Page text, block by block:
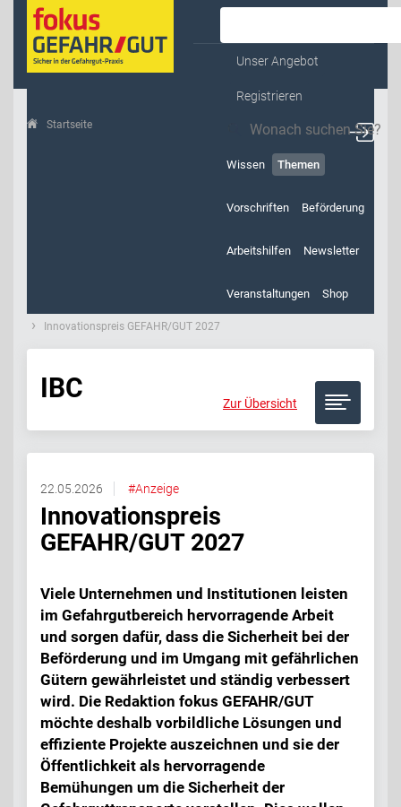
Unser Angebot
Registrieren
Wissen Themen
Vorschriften Beförderung
Arbeitshilfen Newsletter
Veranstaltungen Shop
Startseite
Innovationspreis GEFAHR/GUT 2027
Zur Übersicht
IBC
22.05.2026 #Anzeige
Innovationspreis
GEFAHR/GUT 2027
Viele Unternehmen und Institutionen leisten
im Gefahrgutbereich hervorragende Arbeit
und sorgen dafür, dass die Sicherheit bei der
Beförderung und im Umgang mit gefährlichen
Gütern gewährleistet und ständig verbessert
wird. Die Redaktion fokus GEFAHR/GUT
möchte deshalb vorbildliche Lösungen und
effiziente Projekte auszeichnen und sie der
Öffentlichkeit als hervorragende
Bemühungen um die Sicherheit der